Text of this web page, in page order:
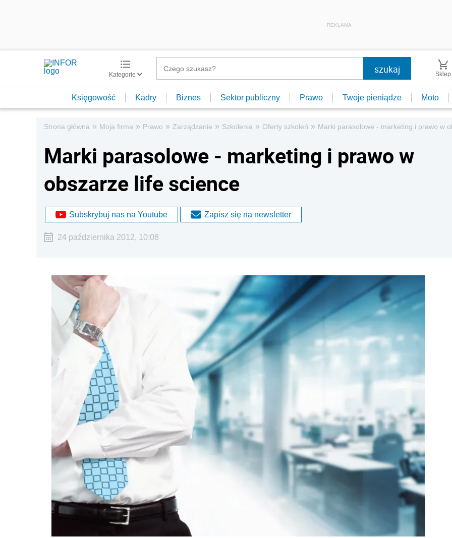
REKLAMA
Kategorie Sklep
Księgowość Kadry Biznes Sektor publiczny Prawo Twoje pieniądze Moto
Strona główna » Moja firma » Prawo » Zarządzanie » Szkolenia » Oferty szkoleń » Marki parasolowe - marketing i prawo w
Marki parasolowe - marketing i prawo w
obszarze life science
Subskrybuj nas na Youtube Zapisz się na newsletter
24 października 2012, 10:08